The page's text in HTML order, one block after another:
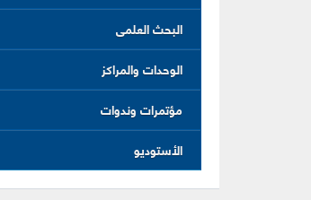
البحث العلمى
الوحدات والمراكز
مؤتمرات وندوات
الأستوديو